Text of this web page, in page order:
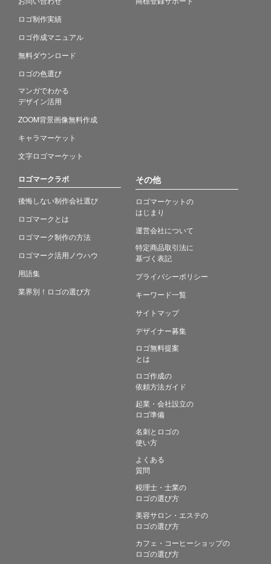
ロゴ制作実績
ロゴ作成マニュアル
無料ダウンロード
ロゴの色選び
マンガでわかる
デザイン活用
ZOOM背景画像無料作成
キャラマーケット
文字ロゴマーケット
ロゴマークラボ
後悔しない制作会社選び
ロゴマークとは
ロゴマーク制作の方法
ロゴマーク活用ノウハウ
用語集
業界別！ロゴの選び方
その他
ロゴマーケットの
はじまり
運営会社について
特定商品取引法に
基づく表記
プライバシーポリシー
キーワード一覧
サイトマップ
デザイナー募集
ロゴ無料提案
とは
ロゴ作成の
依頼方法ガイド
起業・会社設立の
ロゴ準備
名刺とロゴの
使い方
よくある
質問
税理士・士業の
ロゴの選び方
美容サロン・エステの
ロゴの選び方
カフェ・コーヒーショップの
ロゴの選び方